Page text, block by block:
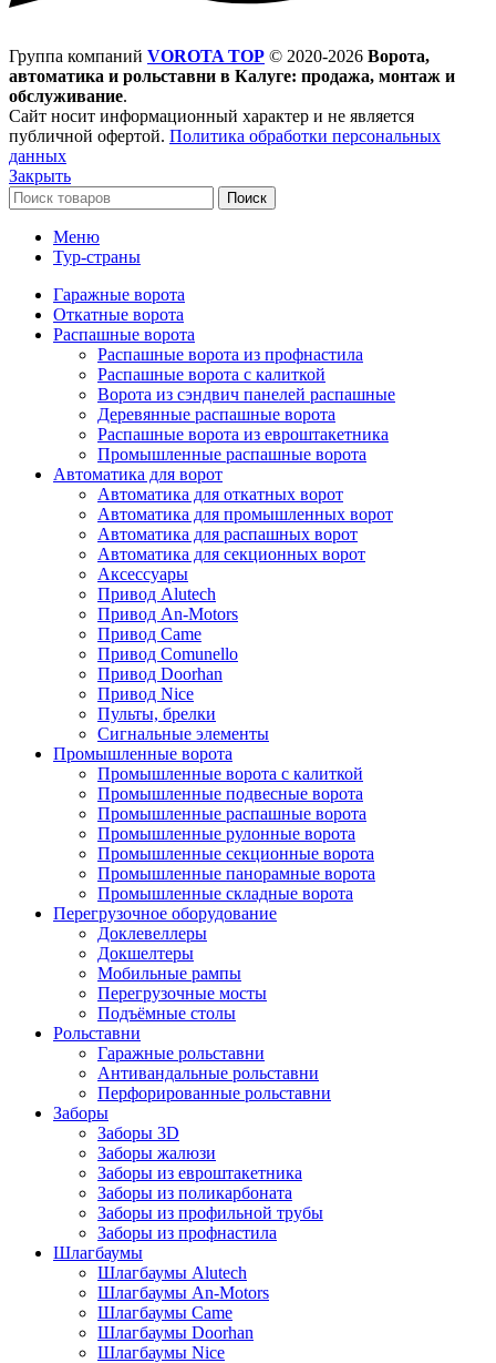
Группа компаний VOROTA TOP © 2020-2026 Ворота,
автоматика и рольставни в Калуге: продажа, монтаж и
обслуживание.
Сайт носит информационный характер и не является
публичной офертой. Политика обработки персональных
данных
Закрыть
Поиск
Меню
Тур-страны
Гаражные ворота
Откатные ворота
Распашные ворота
Распашные ворота из профнастила
Распашные ворота с калиткой
Ворота из сэндвич панелей распашные
Деревянные распашные ворота
Распашные ворота из евроштакетника
Промышленные распашные ворота
Автоматика для ворот
Автоматика для откатных ворот
Автоматика для промышленных ворот
Автоматика для распашных ворот
Автоматика для секционных ворот
Аксессуары
Привод Alutech
Привод An-Motors
Привод Came
Привод Comunello
Привод Doorhan
Привод Nice
Пульты, брелки
Сигнальные элементы
Промышленные ворота
Промышленные ворота с калиткой
Промышленные подвесные ворота
Промышленные распашные ворота
Промышленные рулонные ворота
Промышленные секционные ворота
Промышленные панорамные ворота
Промышленные складные ворота
Перегрузочное оборудование
Доклевеллеры
Докшелтеры
Мобильные рампы
Перегрузочные мосты
Подъёмные столы
Рольставни
Гаражные рольставни
Антивандальные рольставни
Перфорированные рольставни
Заборы
Заборы 3D
Заборы жалюзи
Заборы из евроштакетника
Заборы из поликарбоната
Заборы из профильной трубы
Заборы из профнастила
Шлагбаумы
Шлагбаумы Alutech
Шлагбаумы An-Motors
Шлагбаумы Came
Шлагбаумы Doorhan
Шлагбаумы Nice